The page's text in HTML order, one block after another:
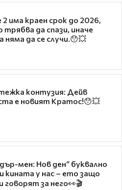
2 има краен срок до 2026,
трябва да спази, иначе
няма да се случи.😯💥
контузия: Дейв
е новият Кратос!😯💥
мен: Нов ден“ буквално
кината у нас – ето защо
говорят за него👀🎬